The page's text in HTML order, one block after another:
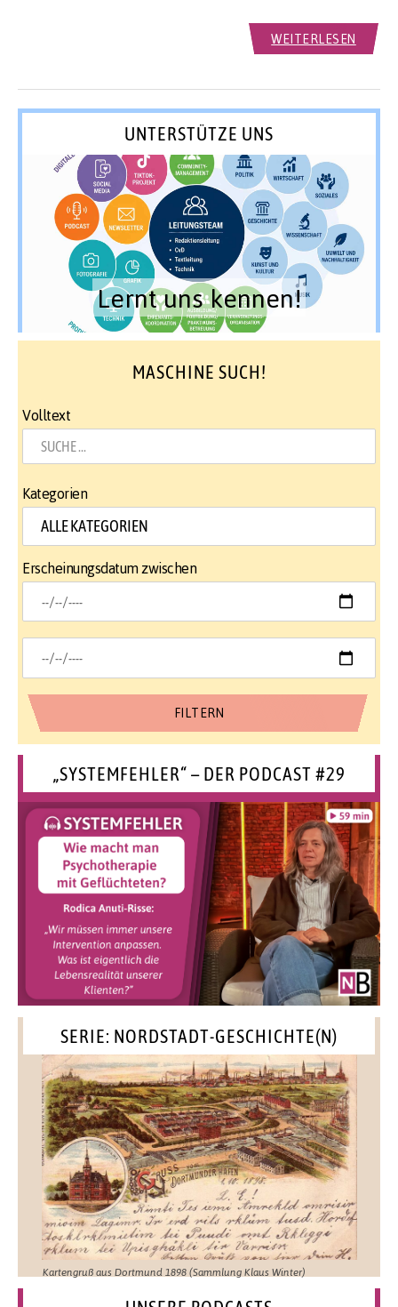
WEITERLESEN
UNTERSTÜTZE UNS
Lernt uns kennen!
MASCHINE SUCH!
Volltext
Kategorien
Erscheinungsdatum zwischen
„SYSTEMFEHLER“ – DER PODCAST #29
SERIE: NORDSTADT-GESCHICHTE(N)
Kartengruß aus Dortmund 1898 (Sammlung Klaus Winter)